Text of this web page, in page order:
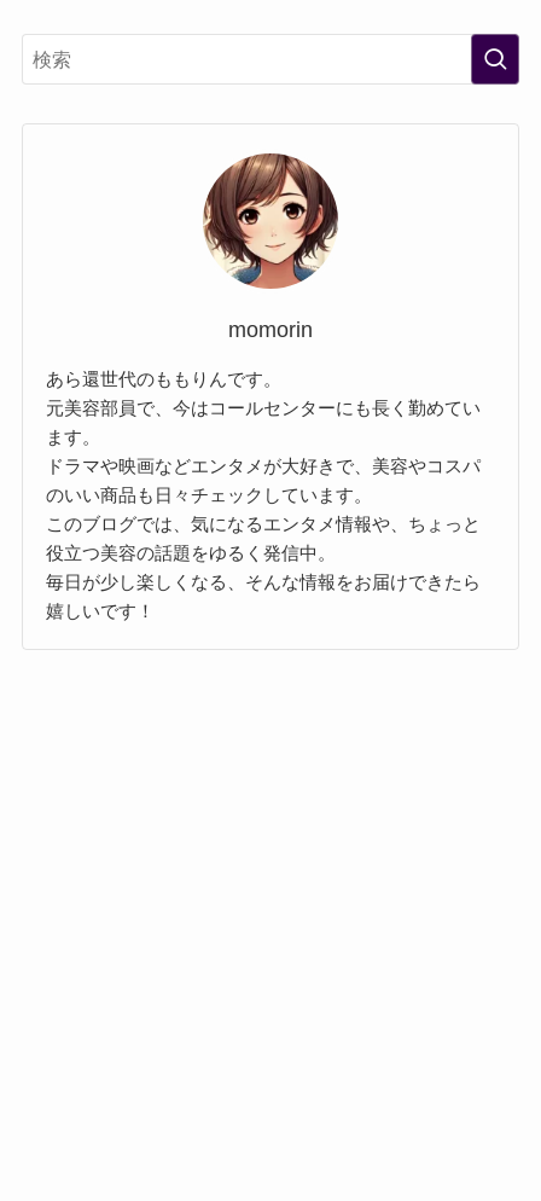
momorin
あら還世代のももりんです。
元美容部員で、今はコールセンターにも長く勤めてい
ます。
ドラマや映画などエンタメが大好きで、美容やコスパ
のいい商品も日々チェックしています。
このブログでは、気になるエンタメ情報や、ちょっと
役立つ美容の話題をゆるく発信中。
毎日が少し楽しくなる、そんな情報をお届けできたら
嬉しいです！